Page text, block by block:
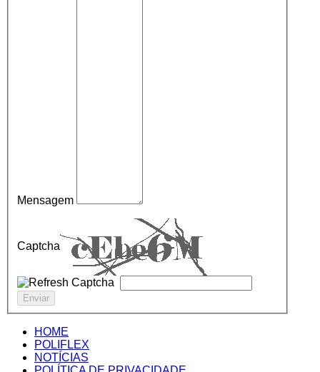
Mensagem
Captcha
HOME
POLIFLEX
NOTÍCIAS